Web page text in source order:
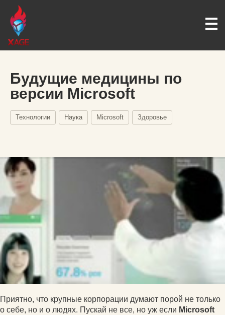
Будущие медицины по
версии Microsoft
Технологии Наука Microsoft Здоровье
Приятно, что крупные корпорации думают порой не только
о себе, но и о людях. Пускай не все, но уж если Microsoft